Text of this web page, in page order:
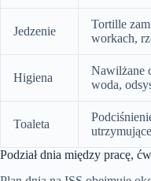
Jedzenie
Tortille
workach,
Higiena
Nawilżane
woda,
Toaleta
Podział dnia między pracę,